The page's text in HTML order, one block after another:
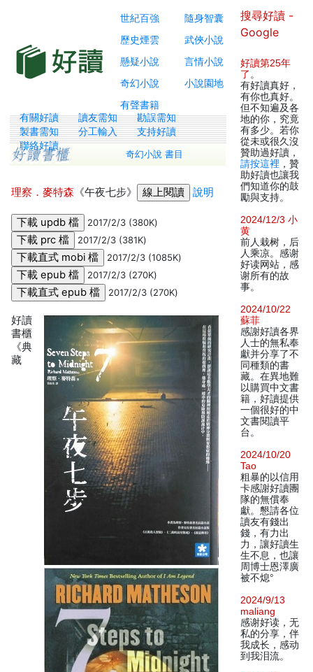
世紀百強
隨身智囊
歷史煙雲
武俠小說
懸疑小說
言情小說
奇幻小說
小說園地
有聲書籍
有關好讀 讀友需知
勘誤需知
製書需知
分工輸入
支持好讀
聯絡好讀
奇幻小說 書目
理察．麥特森 《午夜七步》 說明
2017/2/3 (380K)
2017/2/3 (381K)
2017/2/3 (1085K)
2017/2/3 (270K)
2017/2/3 (270K)
好讀
書櫃
《典
藏
搜尋好讀 -
Google
好讀第25年
了 。
有好讀真好，
有你也真好。
但不知遍及各
地的你，究竟
有多少。若你
從未或很久沒
贊助過好讀，
請按這裡 ，贊
助好讀也讓我
們知道你的鼓
勵與支持。
2024/12/3 小
黄
前人栽树，后
人乘凉。感谢
好读网站，感
谢所有的故
事。
2024/10/22
蘇菲
感謝好讀各界
人士的無私奉
獻并分享了不
同種類的書
藏。在異地難
以購買中文書
籍，好讀提供
一個很好的中
文書閱讀平
台。
2024/10/20
Tao
粗暴的以信用
卡感謝好讀團
隊的無償奉
獻。懇請各位
讀友有錢出
錢，有力出
力，讓好讀生
生不息，也讓
周博士恩澤廣
被不熄°
2024/9/13
maliang
感谢好读，无
私的分享，伴
我成长，感动
到我泪流。